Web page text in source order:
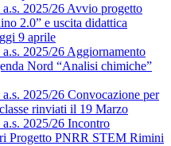
2025/26 Avvio progetto
2.0” e uscita didattica
9 aprile
2025/26 Aggiornamento
Nord “Analisi chimiche”
2025/26 Convocazione per
rinviati il 19 Marzo
2025/26 Incontro
Progetto PNRR STEM Rimini